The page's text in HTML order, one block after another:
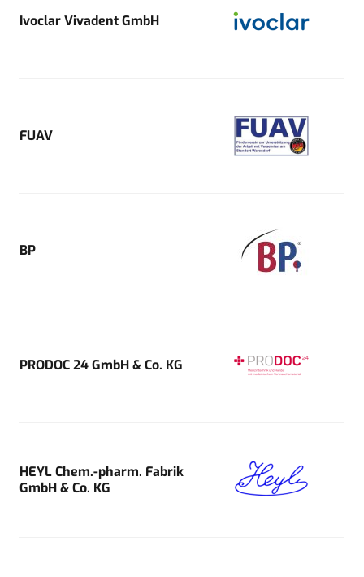
Ivoclar Vivadent GmbH
FUAV
BP
PRODOC 24 GmbH & Co. KG
HEYL Chem.-pharm. Fabrik
GmbH & Co. KG